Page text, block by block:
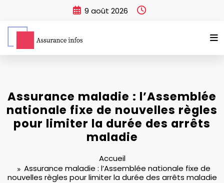
9 août 2026
Assurance maladie : l’Assemblée
nationale fixe de nouvelles règles
pour limiter la durée des arrêts
maladie
Accueil
Assurance maladie : l’Assemblée nationale fixe de
nouvelles règles pour limiter la durée des arrêts maladie